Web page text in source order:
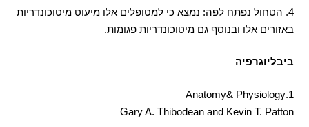
4. הטחול נפתח לפה: נמצא כי למטופלים אלו מיעוט מיטוכונדריות
באזורים אלו ובנוסף גם מיטוכונדריות פגומות.
ביבליוגרפיה
1.Anatomy& Physiology
Gary A. Thibodean and Kevin T. Patton